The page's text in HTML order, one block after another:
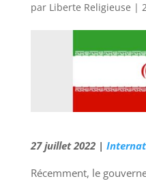
par Liberte Religieuse |
27 juillet 2022 |
Récemment, le